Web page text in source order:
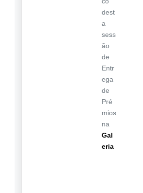
dest
a
sess
ão
de
Entr
ega
de
Pré
mios
na
Gal
eria